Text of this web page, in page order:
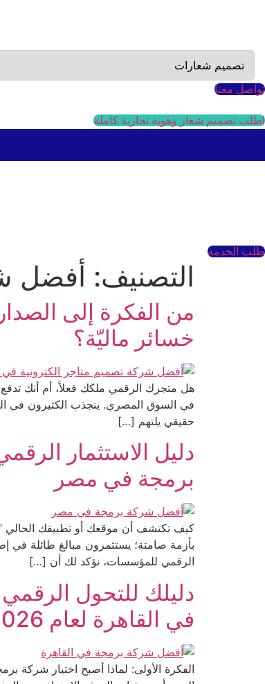
تواصل معنا
اطلب تصميم شعار وهوية تجارية كاملة
طلب الخدمة
التصنيف: أفضل
من الفكرة إلى
خسائر ماليّة؟
هل متجرك الرقمي ملكك فعلاً، أم أنك
في السوق المصري. ينجذب الكثيرون في
حقيقي يلتهم […]
برمجة في مصر
كيف تكتشف أن موقعك أو تطبيقك الحالي
بأزمة صامتة؛ يستثمرون مبالغ طائلة في
الرقمي للمؤسسات، نؤكد لك أن […]
دليلك للتحول
في القاهرة لعام 2026
الفكرة الأولى: لماذا أصبح اختيار شركة